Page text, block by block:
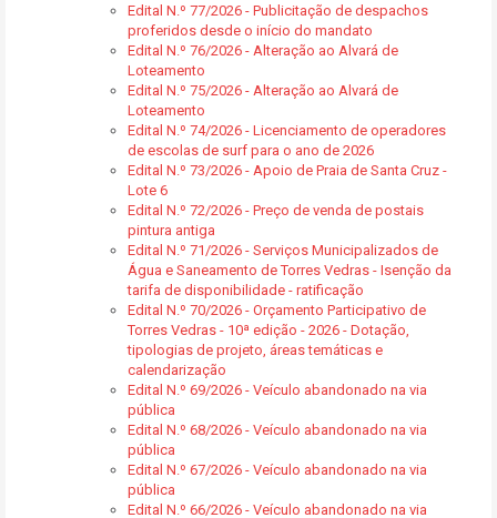
Edital N.º 77/2026 - Publicitação de despachos
proferidos desde o início do mandato
Edital N.º 76/2026 - Alteração ao Alvará de
Loteamento
Edital N.º 75/2026 - Alteração ao Alvará de
Loteamento
Edital N.º 74/2026 - Licenciamento de operadores
de escolas de surf para o ano de 2026
Edital N.º 73/2026 - Apoio de Praia de Santa Cruz -
Lote 6
Edital N.º 72/2026 - Preço de venda de postais
pintura antiga
Edital N.º 71/2026 - Serviços Municipalizados de
Água e Saneamento de Torres Vedras - Isenção da
tarifa de disponibilidade - ratificação
Edital N.º 70/2026 - Orçamento Participativo de
Torres Vedras - 10ª edição - 2026 - Dotação,
tipologias de projeto, áreas temáticas e
calendarização
Edital N.º 69/2026 - Veículo abandonado na via
pública
Edital N.º 68/2026 - Veículo abandonado na via
pública
Edital N.º 67/2026 - Veículo abandonado na via
pública
Edital N.º 66/2026 - Veículo abandonado na via